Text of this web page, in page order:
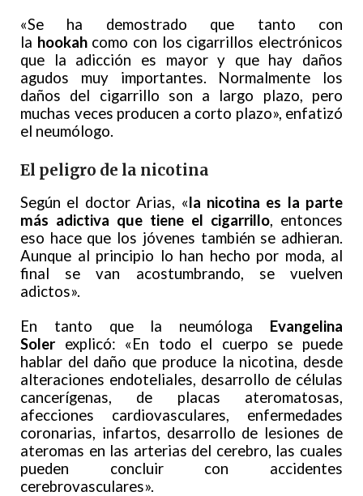
«Se ha demostrado que tanto con
la hookahcomo con los cigarrillos electrónicos
que la adicción es mayor y que hay daños
agudos muy importantes. Normalmente los
daños del cigarrillo son a largo plazo, pero
muchas veces producen a corto plazo», enfatizó
el neumólogo.
El peligro de la nicotina
Según el doctor Arias, «la nicotina es la parte
más adictiva que tiene el cigarrillo, entonces
eso hace que los jóvenes también se adhieran.
Aunque al principio lo han hecho por moda, al
final se van acostumbrando, se vuelven
adictos».
En tanto que la neumóloga Evangelina
Soler explicó: «En todo el cuerpo se puede
hablar del daño que produce la nicotina, desde
alteraciones endoteliales, desarrollo de células
cancerígenas, de placas ateromatosas,
afecciones cardiovasculares, enfermedades
coronarias, infartos, desarrollo de lesiones de
ateromas en las arterias del cerebro, las cuales
pueden concluir con accidentes
cerebrovasculares».